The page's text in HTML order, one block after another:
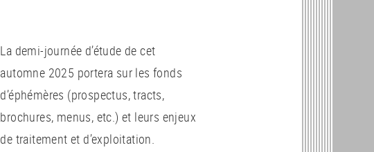
La demi-journée d’étude de cet
automne 2025 portera sur les fonds
d’éphémères (prospectus, tracts,
brochures, menus, etc.) et leurs enjeux
de traitement et d’exploitation.